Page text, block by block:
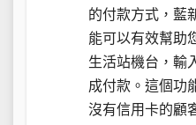
的付款方式，藍
能可以有效幫助
生活站機台，輸
成付款。這個功
沒有信用卡的顧